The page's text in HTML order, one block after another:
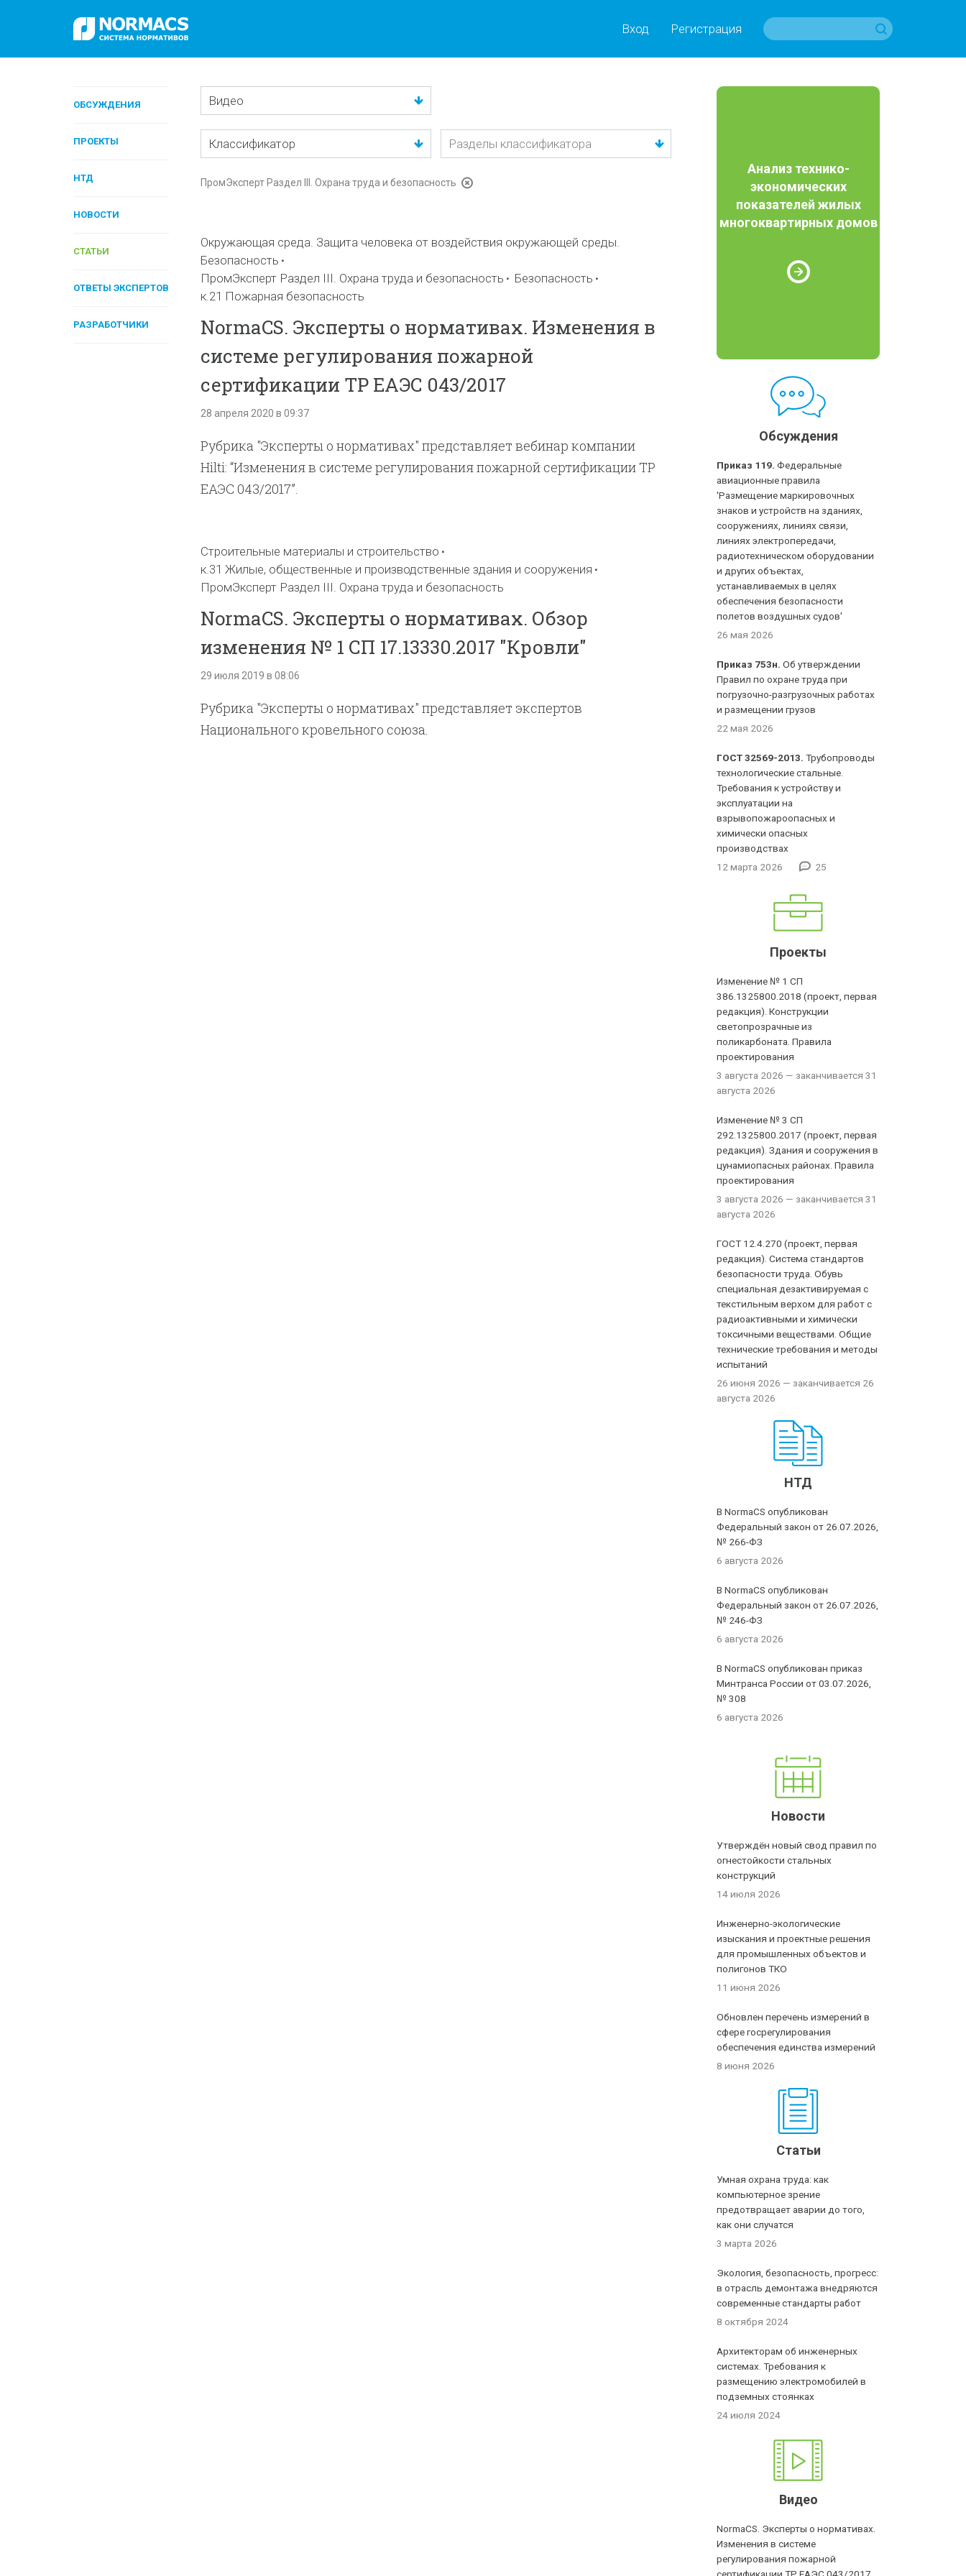
Вход Регистрация
ОБСУЖДЕНИЯ
ПРОЕКТЫ
НТД
НОВОСТИ
СТАТЬИ
ОТВЕТЫ ЭКСПЕРТОВ
РАЗРАБОТЧИКИ
Видео
Классификатор
ПромЭксперт Раздел III. Охрана труда и безопасность
Окружающая среда. Защита человека от воздействия окружающей среды.
Безопасность
ПромЭксперт Раздел III. Охрана труда и безопасность
Безопасность
к.21 Пожарная безопасность
NormaCS. Эксперты о нормативах. Изменения в
системе регулирования пожарной
сертификации ТР ЕАЭС 043/2017
28 апреля 2020 в 09:37
Рубрика "Эксперты о нормативах" представляет вебинар компании
Hilti: “Изменения в системе регулирования пожарной сертификации ТР
ЕАЭС 043/2017”.
Строительные материалы и строительство
к.31 Жилые, общественные и производственные здания и сооружения
ПромЭксперт Раздел III. Охрана труда и безопасность
NormaCS. Эксперты о нормативах. Обзор
изменения № 1 СП 17.13330.2017 "Кровли"
29 июля 2019 в 08:06
Рубрика "Эксперты о нормативах" представляет экспертов
Национального кровельного союза.
Анализ технико-
экономических
показателей жилых
многоквартирных домов
Обсуждения
Приказ 119. Федеральные
авиационные правила
'Размещение маркировочных
знаков и устройств на зданиях,
сооружениях, линиях связи,
линиях электропередачи,
радиотехническом оборудовании
и других объектах,
устанавливаемых в целях
обеспечения безопасности
полетов воздушных судов'
26 мая 2026
Приказ 753н. Об утверждении
Правил по охране труда при
погрузочно-разгрузочных работах
и размещении грузов
22 мая 2026
ГОСТ 32569-2013. Трубопроводы
технологические стальные.
Требования к устройству и
эксплуатации на
взрывопожароопасных и
химически опасных
производствах
12 марта 2026
25
Проекты
Изменение № 1 СП
386.1325800.2018 (проект, первая
редакция). Конструкции
светопрозрачные из
поликарбоната. Правила
проектирования
3 августа 2026 — заканчивается 31
августа 2026
Изменение № 3 СП
292.1325800.2017 (проект, первая
редакция). Здания и сооружения в
цунамиопасных районах. Правила
проектирования
3 августа 2026 — заканчивается 31
августа 2026
ГОСТ 12.4.270 (проект, первая
редакция). Система стандартов
безопасности труда. Обувь
специальная дезактивируемая с
текстильным верхом для работ с
радиоактивными и химически
токсичными веществами. Общие
технические требования и методы
испытаний
26 июня 2026 — заканчивается 26
августа 2026
НТД
В NormaCS опубликован
Федеральный закон от 26.07.2026,
№ 266-ФЗ
6 августа 2026
В NormaCS опубликован
Федеральный закон от 26.07.2026,
№ 246-ФЗ
6 августа 2026
В NormaCS опубликован приказ
Минтранса России от 03.07.2026,
№ 308
6 августа 2026
Новости
Утверждён новый свод правил по
огнестойкости стальных
конструкций
14 июля 2026
Инженерно-экологические
изыскания и проектные решения
для промышленных объектов и
полигонов ТКО
11 июня 2026
Обновлен перечень измерений в
сфере госрегулирования
обеспечения единства измерений
8 июня 2026
Статьи
Умная охрана труда: как
компьютерное зрение
предотвращает аварии до того,
как они случатся
3 марта 2026
Экология, безопасность, прогресс:
в отрасль демонтажа внедряются
современные стандарты работ
8 октября 2024
Архитекторам об инженерных
системах. Требования к
размещению электромобилей в
подземных стоянках
24 июля 2024
Видео
NormaCS. Эксперты о нормативах.
Изменения в системе
регулирования пожарной